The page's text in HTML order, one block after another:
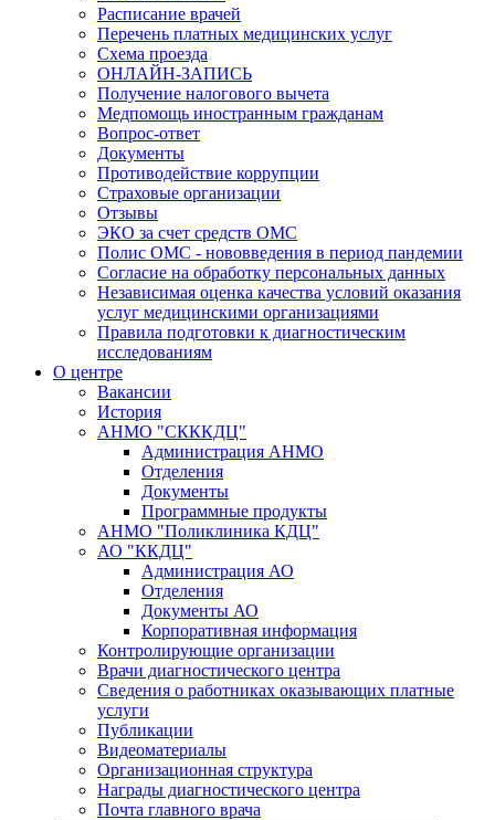
Расписание врачей
Перечень платных медицинских услуг
Схема проезда
ОНЛАЙН-ЗАПИСЬ
Получение налогового вычета
Медпомощь иностранным гражданам
Вопрос-ответ
Документы
Противодействие коррупции
Страховые организации
Отзывы
ЭКО за счет средств ОМС
Полис ОМС - нововведения в период пандемии
Согласие на обработку персональных данных
Независимая оценка качества условий оказания
услуг медицинскими организациями
Правила подготовки к диагностическим
исследованиям
О центре
Вакансии
История
АНМО "СКККДЦ"
Администрация АНМО
Отделения
Документы
Программные продукты
АНМО "Поликлиника КДЦ"
АО "ККДЦ"
Администрация АО
Отделения
Документы АО
Корпоративная информация
Контролирующие организации
Врачи диагностического центра
Сведения о работниках оказывающих платные
услуги
Публикации
Видеоматериалы
Организационная структура
Награды диагностического центра
Почта главного врача